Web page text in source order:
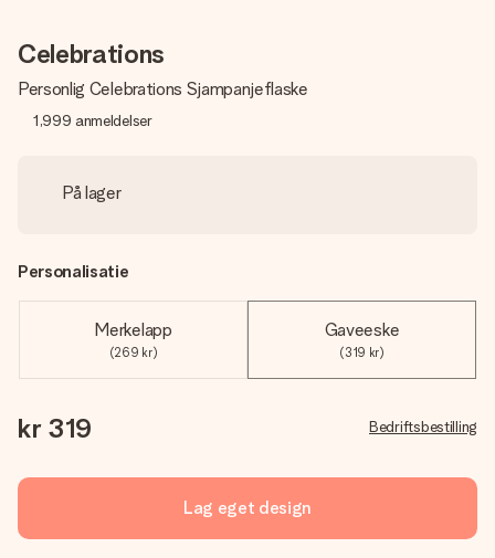
Celebrations
Personlig Celebrations Sjampanjeflaske
1,999 anmeldelser
På lager
Personalisatie
Merkelapp
(269 kr)
Gaveeske
(319 kr)
kr 319 Bedriftsbestilling
Lag eget design